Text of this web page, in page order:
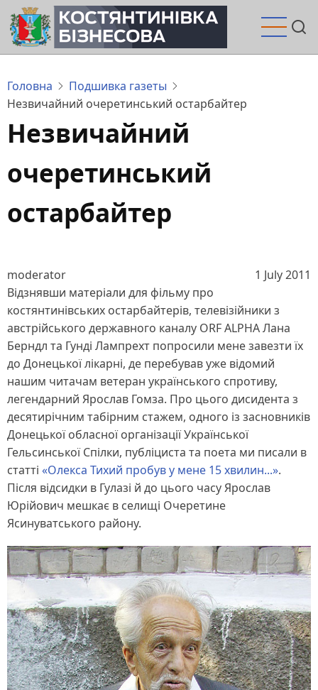
Перейти
до
основного
Головна
Подшивка газеты
Незвичайний очеретинський остарбайтер
Незвичайний
очеретинський
остарбайтер
moderator
1 July 2011
Відзнявши матеріали для фільму про
костянтинівських остарбайтерів, телевізійники з
австрійського державного каналу ORF ALPHA Лана
Берндл та Гунді Лампрехт попросили мене завезти їх
до Донецької лікарні, де перебував уже відомий
нашим читачам ветеран українського спротиву,
легендарний Ярослав Гомза. Про цього дисидента з
десятирічним табірним стажем, одного із засновників
Донецької обласної організації Української
Гельсинської Спілки, публіциста та поета ми писали в
статті «Олекса Тихий пробув у мене 15 хвилин...».
Після відсидки в Гулазі й до цього часу Ярослав
Юрійович мешкає в селищі Очеретине
Ясинуватського району.